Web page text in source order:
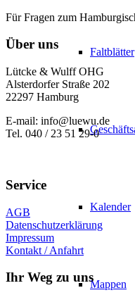
Faltblätter
Kalender
Mappen
Für Fragen zum
Über uns
Lütcke & Wulff OHG
Alsterdorfer Straße 202
22297 Hamburg
E-mail: info@luewu.de
Tel. 040 / 23 51 29-0
Service
AGB
Datenschutzerklärung
Impressum
Kontakt / Anfahrt
Ihr Weg zu uns